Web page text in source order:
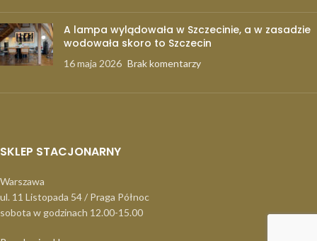
A lampa wylądowała w Szczecinie, a w zasadzie
wodowała skoro to Szczecin
16 maja 2026 Brak komentarzy
SKLEP STACJONARNY
Warszawa
ul. 11 Listopada 54 / Praga Północ
sobota w godzinach 12.00-15.00